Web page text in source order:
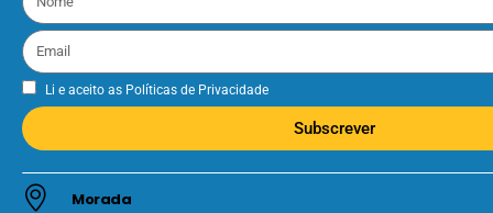
Li e aceito as Políticas de Privacidade
Subscrever
Morada